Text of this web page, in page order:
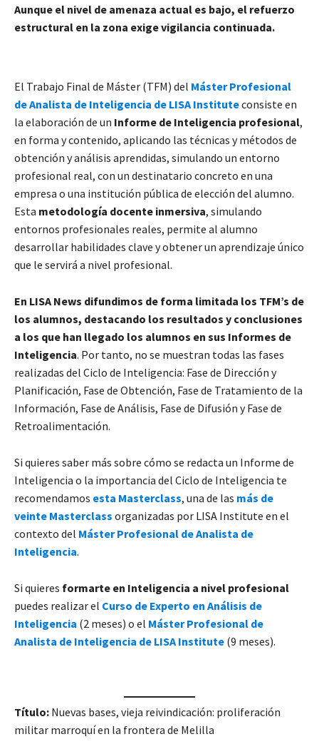
Aunque el nivel de amenaza actual es bajo, el refuerzo
estructural en la zona exige vigilancia continuada.
El Trabajo Final de Máster (TFM) del Máster Profesional
de Analista de Inteligencia de LISA Instituteconsiste en
la elaboración de un Informe de Inteligencia profesional,
en forma y contenido, aplicando las técnicas y métodos de
obtención y análisis aprendidas, simulando un entorno
profesional real, con un destinatario concreto en una
empresa o una institución pública de elección del alumno.
Esta metodología docente inmersiva, simulando
entornos profesionales reales, permite al alumno
desarrollar habilidades clave y obtener un aprendizaje único
que le servirá a nivel profesional.
En LISA News difundimos de forma limitada los TFM’s de
los alumnos, destacando los resultados y conclusiones
a los que han llegado los alumnos en sus Informes de
Inteligencia. Por tanto, no se muestran todas las fases
realizadas del Ciclo de Inteligencia: Fase de Dirección y
Planificación, Fase de Obtención, Fase de Tratamiento de la
Información, Fase de Análisis, Fase de Difusión y Fase de
Retroalimentación.
Si quieres saber más sobre cómo se redacta un Informe de
Inteligencia o la importancia del Ciclo de Inteligencia te
recomendamos esta Masterclass, una de las más de
veinte Masterclass organizadas por LISA Institute en el
contexto del Máster Profesional de Analista de
Inteligencia.
Si quieres formarte en Inteligencia a nivel profesional
puedes realizar el Curso de Experto en Análisis de
Inteligencia (2 meses) o el Máster Profesional de
Analista de Inteligencia de LISA Institute (9 meses).
Título: Nuevas bases, vieja reivindicación: proliferación
militar marroquí en la frontera de Melilla